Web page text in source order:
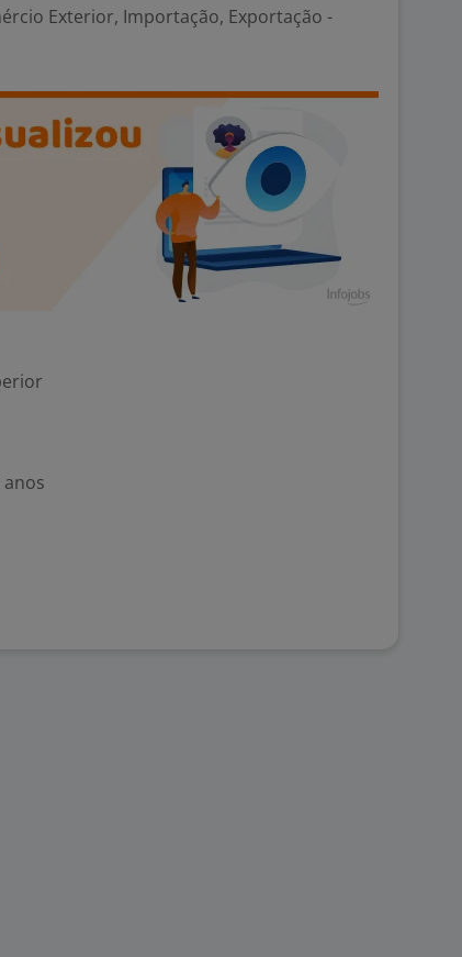
Exterior, Importação, Exportação -
anos